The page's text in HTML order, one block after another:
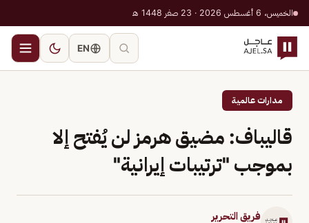
الخميس، 6 أغسطس 2026 · 23 صفر 1448 هـ
EN
مدارات عالمية
قاليباف: مضيق هرمز لن يُفتح إلا
بموجب "ترتيبات إيرانية"
فريق التحرير